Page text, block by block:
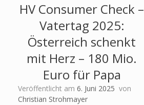
HV Consumer Check –
Vatertag 2025:
Österreich schenkt
mit Herz – 180 Mio.
Euro für Papa
Veröffentlicht am 6. Juni 2025 von
Christian Strohmayer